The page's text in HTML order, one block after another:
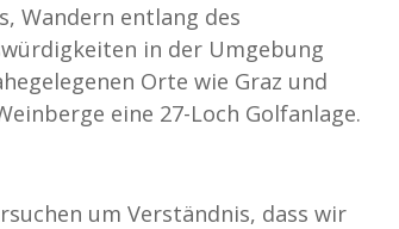
Wandern entlang des
in der Umgebung
Orte wie Graz und
eine 27-Loch Golfanlage.
um Verständnis, dass wir